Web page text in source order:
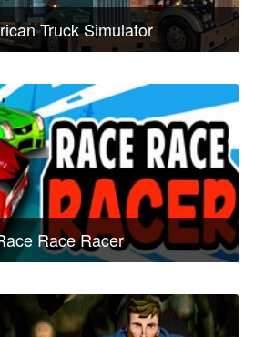
Truck Simulator
Race Racer